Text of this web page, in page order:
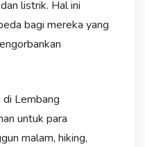
listrik. Hal ini
bagi mereka yang
di Lembang
untuk para
malam, hiking,